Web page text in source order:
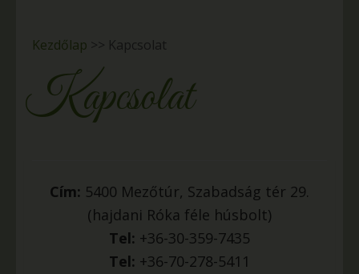
Kezdőlap >> Kapcsolat
Kapcsolat
Cím: 5400 Mezőtúr, Szabadság tér 29.
(hajdani Róka féle húsbolt)
Tel: +36-30-359-7435
Tel: +36-70-278-5411